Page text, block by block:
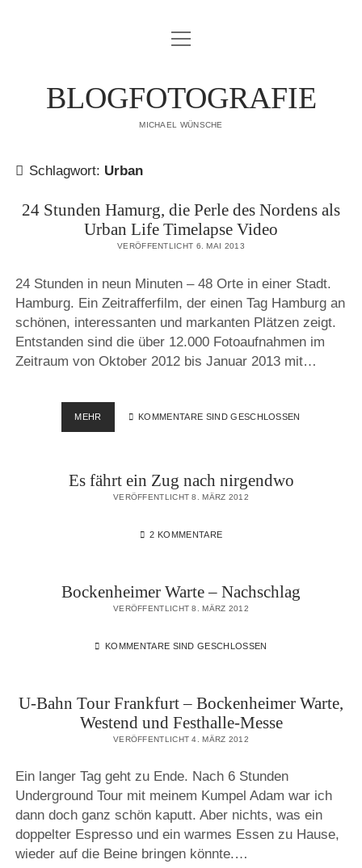
IMPRESSUM
Menü
öffnen
BLOGFOTOGRAFIE
MICHAEL WÜNSCHE
Schlagwort: Urban
24 Stunden Hamurg, die Perle des Nordens als
Urban Life Timelapse Video
VERÖFFENTLICHT 6. MAI 2013
24 Stunden in neun Minuten – 48 Orte in einer Stadt.
Hamburg. Ein Zeitrafferfilm, der einen Tag Hamburg an
schönen, interessanten und markanten Plätzen zeigt.
Entstanden sind die über 12.000 Fotoaufnahmen im
Zeitraum von Oktober 2012 bis Januar 2013 mit…
MEHR
STUNDEN
PERLE
DES
VIDEO
KOMMENTARE SIND GESCHLOSSEN
Es fährt ein Zug nach nirgendwo
VERÖFFENTLICHT 8. MÄRZ 2012
2 KOMMENTARE
Bockenheimer Warte – Nachschlag
VERÖFFENTLICHT 8. MÄRZ 2012
KOMMENTARE SIND GESCHLOSSEN
U-Bahn Tour Frankfurt – Bockenheimer Warte,
Westend und Festhalle-Messe
VERÖFFENTLICHT 4. MÄRZ 2012
Ein langer Tag geht zu Ende. Nach 6 Stunden
Underground Tour mit meinem Kumpel Adam war ich
dann doch ganz schön kaputt. Aber nichts, was ein
doppelter Espresso und ein warmes Essen zu Hause,
wieder auf die Beine bringen könnte.…